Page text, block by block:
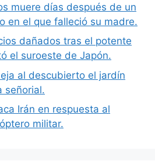
muere días después de un
en el que falleció su madre.
dañados tras el potente
el suroeste de Japón.
al descubierto el jardín
señorial.
Irán en respuesta al
militar.